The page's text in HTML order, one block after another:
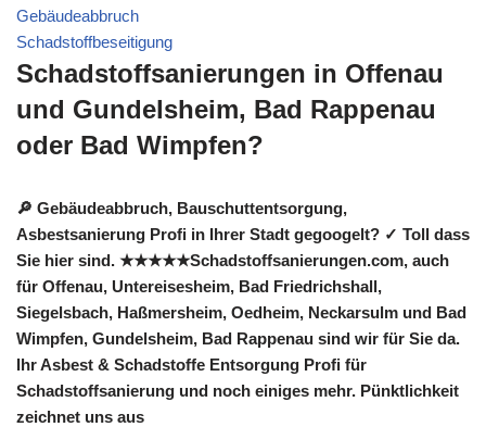
Gebäudeabbruch
Schadstoffbeseitigung
Schadstoffsanierungen in Offenau
und Gundelsheim, Bad Rappenau
oder Bad Wimpfen?
🔎 Gebäudeabbruch, Bauschuttentsorgung,
Asbestsanierung Profi in Ihrer Stadt gegoogelt? ✓ Toll dass
Sie hier sind. ★★★★★Schadstoffsanierungen.com, auch
für Offenau, Untereisesheim, Bad Friedrichshall,
Siegelsbach, Haßmersheim, Oedheim, Neckarsulm und Bad
Wimpfen, Gundelsheim, Bad Rappenau sind wir für Sie da.
Ihr Asbest & Schadstoffe Entsorgung Profi für
Schadstoffsanierung und noch einiges mehr. Pünktlichkeit
zeichnet uns aus